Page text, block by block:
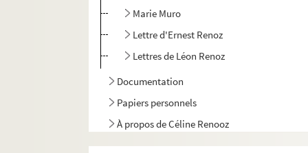
Marie Muro
Lettre d'Ernest Renoz
Lettres de Léon Renoz
Documentation
Papiers personnels
À propos de Céline Renooz
Legs des archives de Céline Renooz (1928)